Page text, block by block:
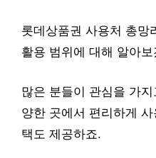
롯데상품권 사용처 총망
활용 범위에 대해 알아
많은 분들이 관심을 가
양한 곳에서 편리하게
택도 제공하죠.